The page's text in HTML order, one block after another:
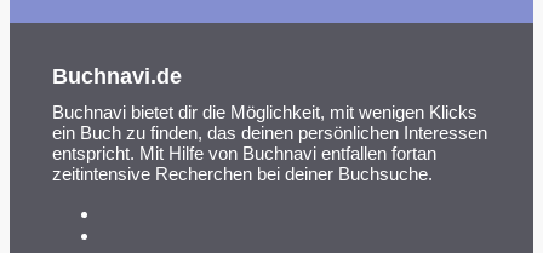
Buchnavi.de
Buchnavi bietet dir die Möglichkeit, mit wenigen Klicks
ein Buch zu finden, das deinen persönlichen Interessen
entspricht. Mit Hilfe von Buchnavi entfallen fortan
zeitintensive Recherchen bei deiner Buchsuche.